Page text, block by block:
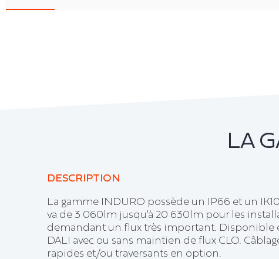
LA
DESCRIPTION
La gamme INDURO possède un IP66 et un
va de 3 060lm jusqu'à 20 630lm pour les
demandant un flux très important. Disponible
DALI avec ou sans maintien de flux CLO.
rapides et/ou traversants en option.